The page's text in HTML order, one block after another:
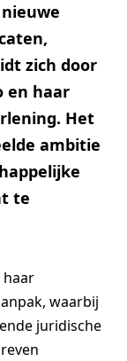
zich door
en haar
Het
ambitie
te
haar
waarbij
juridische